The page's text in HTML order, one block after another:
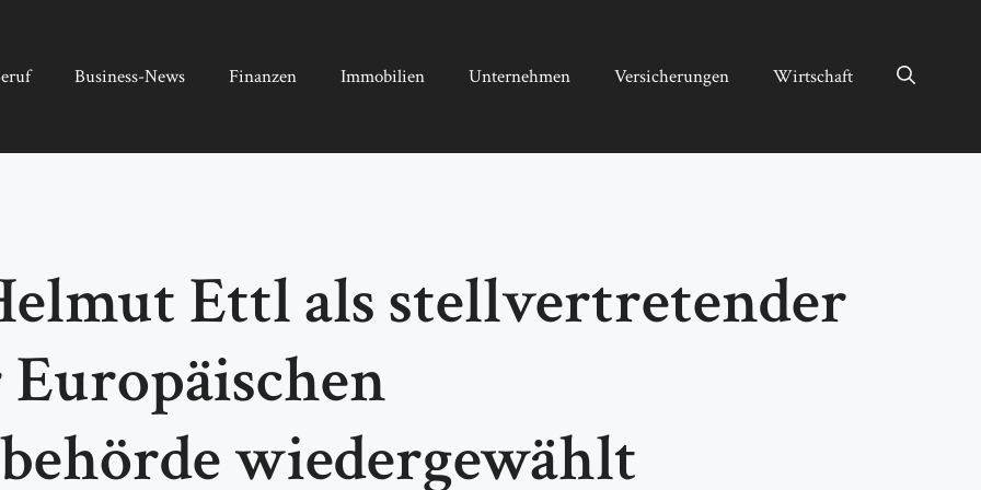
Business-News Finanzen Immobilien Unternehmen Versicherungen Wirtschaft
Ettl als stellvertretender
wiedergewählt